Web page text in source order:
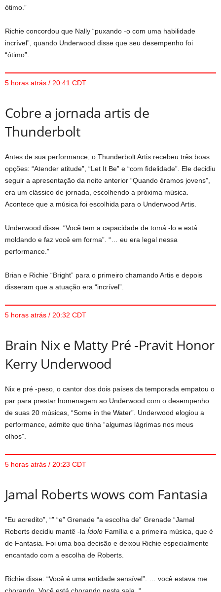
ótimo.”
Richie concordou que Nally “puxando -o com uma habilidade
incrível”, quando Underwood disse que seu desempenho foi
“ótimo”.
5 horas atrás / 20:41 CDT
Cobre a jornada artis de
Thunderbolt
Antes de sua performance, o Thunderbolt Artis recebeu três boas
opções: “Atender atitude”, “Let It Be” e “com fidelidade”. Ele decidiu
seguir a apresentação da noite anterior “Quando éramos jovens”,
era um clássico de jornada, escolhendo a próxima música.
Acontece que a música foi escolhida para o Underwood Artis.
Underwood disse: “Você tem a capacidade de tomá -lo e está
moldando e faz você em forma”. “… eu era legal nessa
performance.”
Brian e Richie “Bright” para o primeiro chamando Artis e depois
disseram que a atuação era “incrível”.
5 horas atrás / 20:32 CDT
Brain Nix e Matty Pré -Pravit Honor
Kerry Underwood
Nix e pré -peso, o cantor dos dois países da temporada empatou o
par para prestar homenagem ao Underwood com o desempenho
de suas 20 músicas, “Some in the Water”. Underwood elogiou a
performance, admite que tinha “algumas lágrimas nos meus
olhos”.
5 horas atrás / 20:23 CDT
Jamal Roberts wows com Fantasia
“Eu acredito”, “” “e” Grenade “a escolha de” Grenade “Jamal
Roberts decidiu mantê -la Ídolo Família e a primeira música, que é
de Fantasia. Foi uma boa decisão e deixou Richie especialmente
encantado com a escolha de Roberts.
Richie disse: “Você é uma entidade sensível”. … você estava me